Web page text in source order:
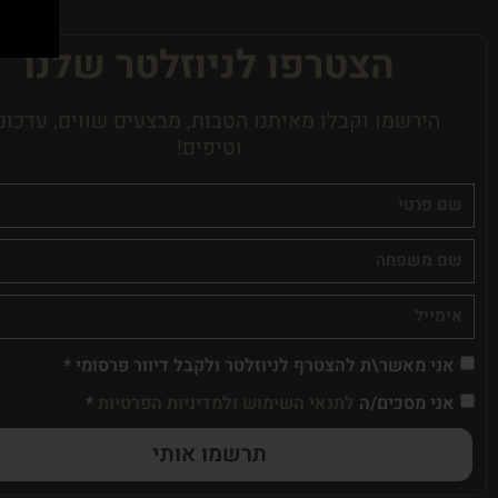
הצטרפו לניוזלטר שלנו
הירשמו וקבלו מאיתנו הטבות, מבצעים שווים,
וטיפים!
אני מאשר\ת להצטרף לניוזלטר ולקבל דיוור פרסומי *
אני מסכים/ה לתנאי השימוש ולמדיניות הפרטיות*
תרשמו אותי